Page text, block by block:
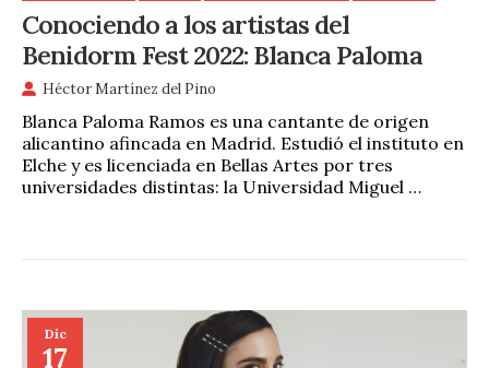
Conociendo a los artistas del
Benidorm Fest 2022: Blanca Paloma
Héctor Martínez del Pino
Blanca Paloma Ramos es una cantante de origen
alicantino afincada en Madrid. Estudió el instituto en
Elche y es licenciada en Bellas Artes por tres
universidades distintas: la Universidad Miguel …
Dic
17